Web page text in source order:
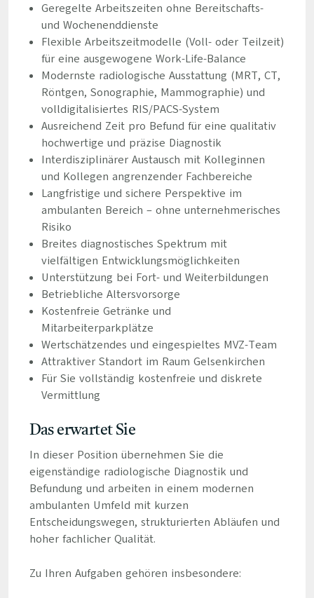
Geregelte Arbeitszeiten ohne Bereitschafts-
und Wochenenddienste
Flexible Arbeitszeitmodelle (Voll- oder Teilzeit)
für eine ausgewogene Work-Life-Balance
Modernste radiologische Ausstattung (MRT, CT,
Röntgen, Sonographie, Mammographie) und
volldigitalisiertes RIS/PACS-System
Ausreichend Zeit pro Befund für eine qualitativ
hochwertige und präzise Diagnostik
Interdisziplinärer Austausch mit Kolleginnen
und Kollegen angrenzender Fachbereiche
Langfristige und sichere Perspektive im
ambulanten Bereich – ohne unternehmerisches
Risiko
Breites diagnostisches Spektrum mit
vielfältigen Entwicklungsmöglichkeiten
Unterstützung bei Fort- und Weiterbildungen
Betriebliche Altersvorsorge
Kostenfreie Getränke und
Mitarbeiterparkplätze
Wertschätzendes und eingespieltes MVZ-Team
Attraktiver Standort im Raum Gelsenkirchen
Für Sie vollständig kostenfreie und diskrete
Vermittlung
Das erwartet Sie
In dieser Position übernehmen Sie die
eigenständige radiologische Diagnostik und
Befundung und arbeiten in einem modernen
ambulanten Umfeld mit kurzen
Entscheidungswegen, strukturierten Abläufen und
hoher fachlicher Qualität.
Zu Ihren Aufgaben gehören insbesondere: